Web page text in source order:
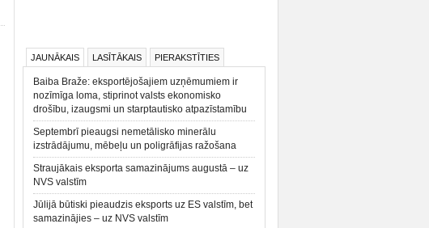
JAUNĀKAIS LASĪTĀKAIS PIERAKSTĪTIES
Baiba Braže: eksportējošajiem uzņēmumiem ir
nozīmīga loma, stiprinot valsts ekonomisko
drošību, izaugsmi un starptautisko atpazīstamību
Septembrī pieaugsi nemetālisko minerālu
izstrādājumu, mēbeļu un poligrāfijas ražošana
Straujākais eksporta samazinājums augustā – uz
NVS valstīm
Jūlijā būtiski pieaudzis eksports uz ES valstīm, bet
samazinājies – uz NVS valstīm